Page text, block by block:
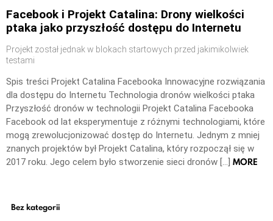
Facebook i Projekt Catalina: Drony wielkości
ptaka jako przyszłość dostępu do Internetu
Projekt został jednak w blokach startowych przed jakimikolwiek
testami
Spis treści Projekt Catalina Facebooka Innowacyjne rozwiązania
dla dostępu do Internetu Technologia dronów wielkości ptaka
Przyszłość dronów w technologii Projekt Catalina Facebooka
Facebook od lat eksperymentuje z różnymi technologiami, które
mogą zrewolucjonizować dostęp do Internetu. Jednym z mniej
znanych projektów był Projekt Catalina, który rozpoczął się w
2017 roku. Jego celem było stworzenie sieci dronów […] MORE
Bez kategorii